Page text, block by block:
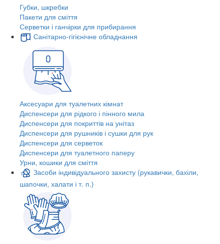
Губки, шкребки
Пакети для сміття
Серветки і ганчірки для прибирання
Санітарно-гігієнічне обладнання
Аксесуари для туалетних кімнат
Диспенсери для рідкого і пінного мила
Диспенсери для покриттів на унітаз
Диспенсери для рушників і сушки для рук
Диспенсери для серветок
Диспенсери для туалетного паперу
Урни, кошики для сміття
Засоби індивідуального захисту (рукавички, бахіли,
шапочки, халати і т. п.)